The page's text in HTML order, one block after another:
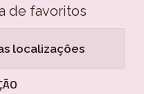
de favoritos
localizações